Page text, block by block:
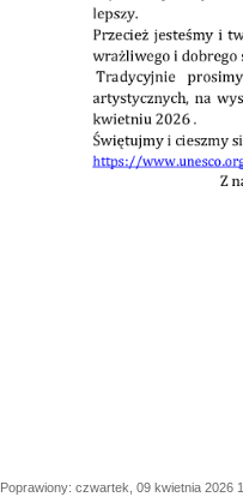
Poprawiony: czwartek, 09 kwietnia 2026